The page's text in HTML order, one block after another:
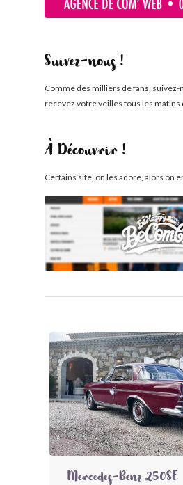
Suivez-nous !
Comme des milliers de fans, suivez-
recevez votre veilles tous les matins
À Découvrir !
Certains site, on les adore, alors on
Mercedes-Benz 250SE